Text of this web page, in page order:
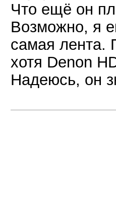
Что ещё он
Возможно, я
самая лента.
хотя Denon
Надеюсь, он